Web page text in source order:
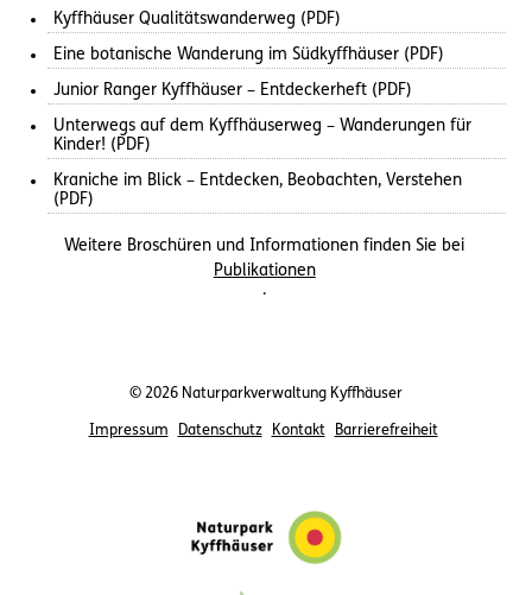
Kyffhäuser Qualitätswanderweg (PDF)
Eine botanische Wanderung im Südkyffhäuser (PDF)
Junior Ranger Kyffhäuser – Entdeckerheft (PDF)
Unterwegs auf dem Kyffhäuserweg – Wanderungen für
Kinder! (PDF)
Kraniche im Blick – Entdecken, Beobachten, Verstehen
(PDF)
Weitere Broschüren und Informationen finden Sie bei
Publikationen
.
© 2026 Naturparkverwaltung Kyffhäuser
Impressum Datenschutz Kontakt Barrierefreiheit